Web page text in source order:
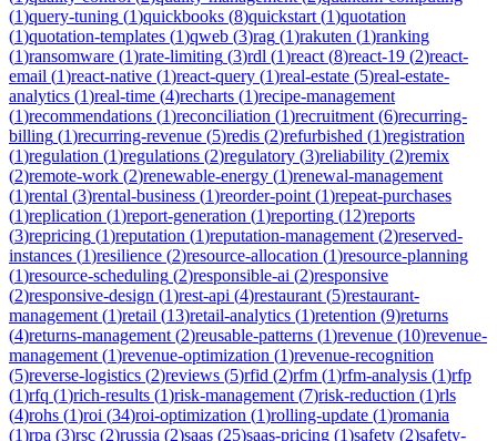
(1)query-tuning (1)quickbooks (8)quickstart (1)quotation
(1)quotation-templates (1)qweb (3)rag (1)rakuten (1)ranking
(1)ransomware (1)rate-limiting (3)rdl (1)react (8)react-19 (2)react-
email (1)react-native (1)react-query (1)real-estate (5)real-estate-
analytics (1)real-time (4)recharts (1)recipe-management
(1)recommendations (1)reconciliation (1)recruitment (6)recurring-
billing (1)recurring-revenue (5)redis (2)refurbished (1)registration
(1)regulation (1)regulations (2)regulatory (3)reliability (2)remix
(2)remote-work (2)renewable-energy (1)renewal-management
(1)rental (3)rental-business (1)reorder-point (1)repeat-purchases
(1)replication (1)report-generation (1)reporting (12)reports
(3)repricing (1)reputation (1)reputation-management (2)reserved-
instances (1)resilience (2)resource-allocation (1)resource-planning
(1)resource-scheduling (2)responsible-ai (2)responsive
(2)responsive-design (1)rest-api (4)restaurant (5)restaurant-
management (1)retail (13)retail-analytics (1)retention (9)returns
(4)returns-management (2)reusable-patterns (1)revenue (10)revenue-
management (1)revenue-optimization (1)revenue-recognition
(5)reverse-logistics (2)reviews (5)rfid (2)rfm (1)rfm-analysis (1)rfp
(1)rfq (1)rich-results (1)risk-management (7)risk-reduction (1)rls
(4)rohs (1)roi (34)roi-optimization (1)rolling-update (1)romania
(1)rpa (3)rsc (2)russia (2)saas (25)saas-pricing (1)safety (2)safety-